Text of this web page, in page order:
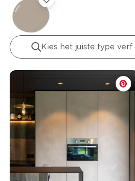
Kies het juiste type